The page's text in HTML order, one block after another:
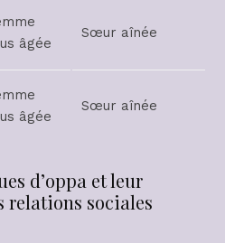
âgée
Sœur aînée
âgée
Sœur aînée
d’oppa et leur
relations sociales